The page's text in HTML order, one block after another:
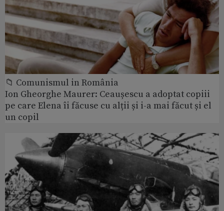
📁 Comunismul in România
Ion Gheorghe Maurer: Ceaușescu a adoptat copiii
pe care Elena îi făcuse cu alții și i-a mai făcut și el
un copil